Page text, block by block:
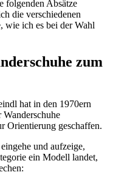
folgenden Absätze
die verschiedenen
wie ich es bei der Wahl
zum
hat in den 1970ern
Orientierung geschaffen.
und aufzeige,
ein Modell landet,